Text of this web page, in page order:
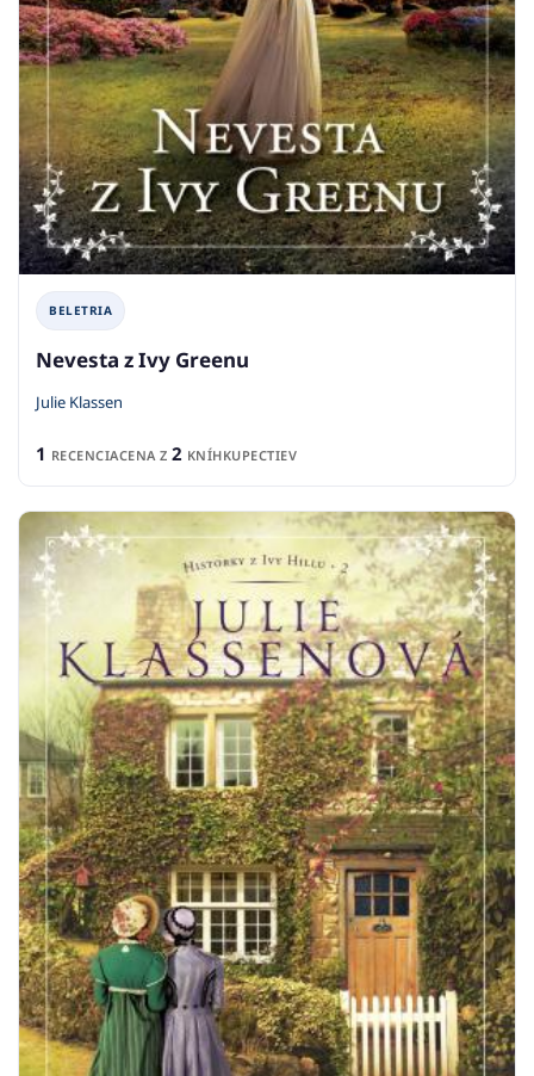
BELETRIA
Nevesta z Ivy Greenu
Julie Klassen
1 RECENCIACENA Z 2 KNÍHKUPECTIEV